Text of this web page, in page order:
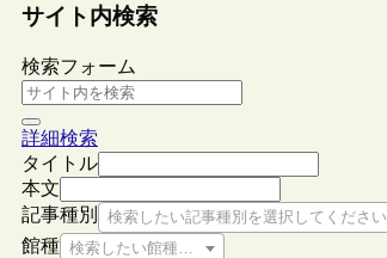
サイト内検索
検索フォーム
詳細検索
タイトル
本文
記事種別
検索したい記事種別を選択してください
館種 検索したい館種を選択してください